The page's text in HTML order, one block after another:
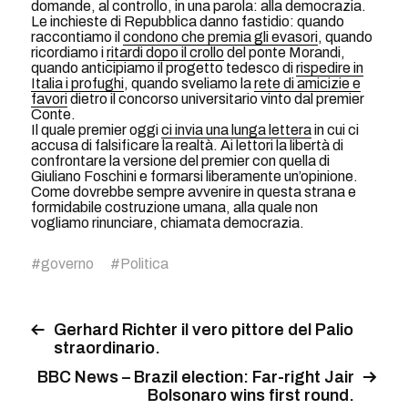
domande, al controllo, in una parola: alla democrazia.
Le inchieste di Repubblica danno fastidio: quando
raccontiamo il condono che premia gli evasori, quando
ricordiamo iritardi dopo il crollodel ponte Morandi,
quando anticipiamo il progetto tedesco dirispedire in
Italia i profughi, quando sveliamo larete di amicizie e
favoridietro il concorso universitario vinto dal premier
Conte.
Il quale premier oggici invia una lunga letterain cui ci
accusa di falsificare la realtà. Ai lettori la libertà di
confrontare la versione del premier con quella di
Giuliano Foschini e formarsi liberamente un’opinione.
Come dovrebbe sempre avvenire in questa strana e
formidabile costruzione umana, alla quale non
vogliamo rinunciare, chiamata democrazia.
#governo #Politica
Gerhard Richter il vero pittore del Palio
straordinario.
BBC News – Brazil election: Far-right Jair
Bolsonaro wins first round.